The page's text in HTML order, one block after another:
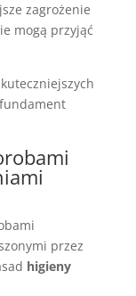
zagrożenie
mogą przyjąć
przez
higieny